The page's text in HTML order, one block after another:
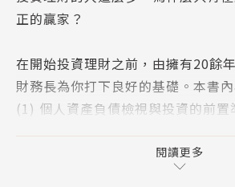
正的贏家？
在開始投資理財之前，由擁有20餘
財務長為你打下良好的基礎。本書
(1) 個人資產負債檢視與投資的前
泡沫事件的回顧；(5) 投資心理分析。
閱讀更多